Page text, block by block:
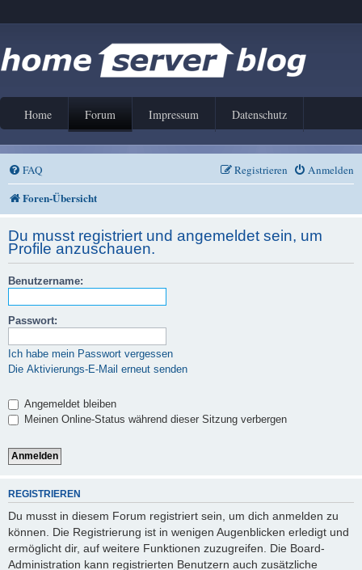
Home Forum Impressum Datenschutz
FAQ Anmelden
Registrieren
Foren-Übersicht
Du musst registriert und angemeldet sein, um
Profile anzuschauen.
Benutzername:
Passwort:
Ich habe mein Passwort vergessen
Die Aktivierungs-E-Mail erneut senden
Angemeldet bleiben
Meinen Online-Status während dieser Sitzung verbergen
REGISTRIEREN
Du musst in diesem Forum registriert sein, um dich anmelden zu
können. Die Registrierung ist in wenigen Augenblicken erledigt und
ermöglicht dir, auf weitere Funktionen zuzugreifen. Die Board-
Administration kann registrierten Benutzern auch zusätzliche